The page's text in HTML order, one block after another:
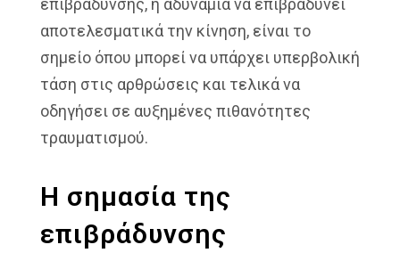
επιβράδυνσης, η αδυναμία να επιβραδύνει
αποτελεσματικά την κίνηση, είναι το
σημείο όπου μπορεί να υπάρχει υπερβολική
τάση στις αρθρώσεις και τελικά να
οδηγήσει σε αυξημένες πιθανότητες
τραυματισμού.
Η σημασία της
επιβράδυνσης